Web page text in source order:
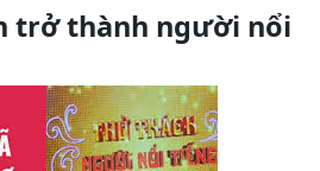
trở thành người nổi